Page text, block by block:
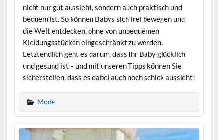
nicht nur gut aussieht, sondern auch praktisch und
bequem ist. So können Babys sich frei bewegen und
die Welt entdecken, ohne von unbequemen
Kleidungsstücken eingeschränkt zu werden.
Letztendlich geht es darum, dass Ihr Baby glücklich
und gesund ist – und mit unseren Tipps können Sie
sicherstellen, dass es dabei auch noch schick aussieht!
Mode